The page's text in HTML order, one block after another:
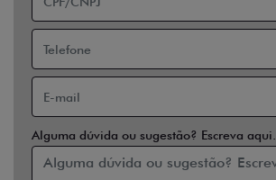
Alguma dúvida ou sugestão? Escreva aqui.